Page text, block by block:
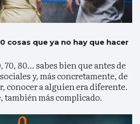
cosas que ya no hay que hacer
70, 80... sabes bien que antes de
y, más concretamente, de
conocer a alguien era diferente.
también más complicado.